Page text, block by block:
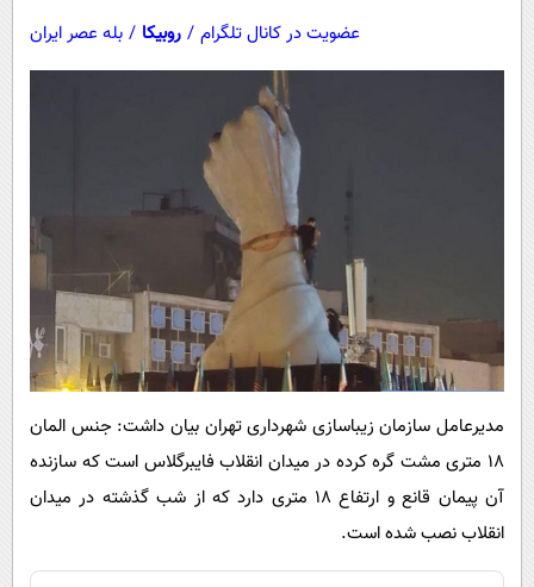
عضویت در کانال تلگرام / روبیکا / بله عصر ایران
مدیرعامل سازمان زیباسازی شهرداری تهران بیان داشت: جنس المان
۱۸ متری مشت گره کرده در میدان انقلاب فایبرگلاس است که سازنده
آن پیمان قانع و ارتفاع ۱۸ متری دارد که از شب گذشته در میدان
انقلاب نصب شده است.